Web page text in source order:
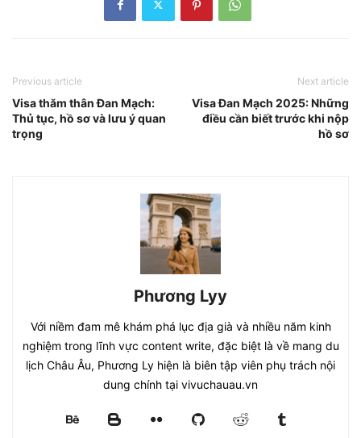
Previous article
Visa thăm thân Đan Mạch:
Thủ tục, hồ sơ và lưu ý quan
trọng
Next article
Visa Đan Mạch 2025: Những
điều cần biết trước khi nộp
hồ sơ
Phương Lyy
Với niềm đam mê khám phá lục địa già và nhiều năm kinh
nghiệm trong lĩnh vực content write, đặc biệt là về mang du
lịch Châu Âu, Phương Ly hiện là biên tập viên phụ trách nội
dung chính tại vivuchauau.vn